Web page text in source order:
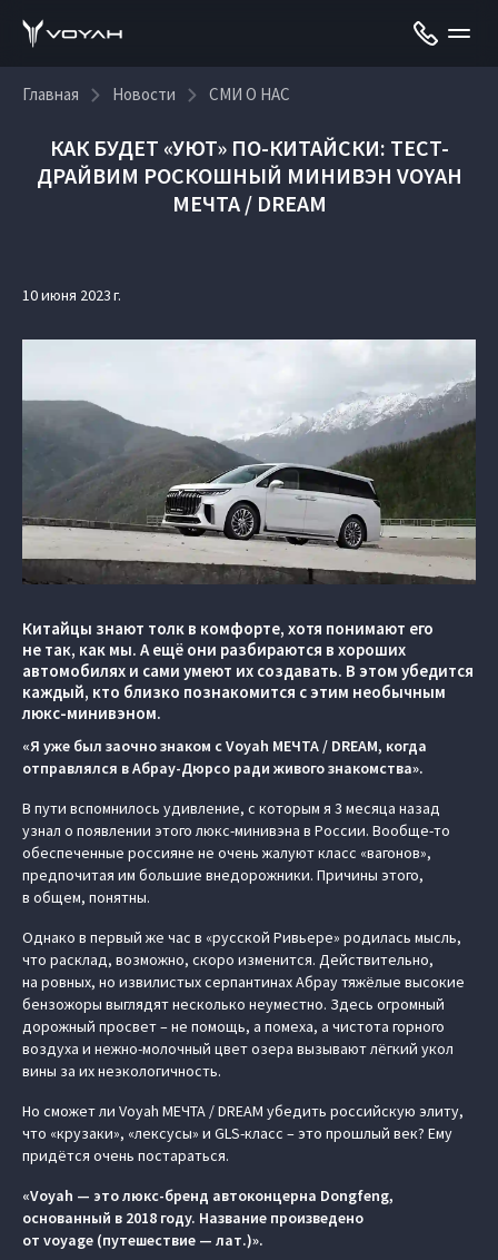
Главная Новости СМИ О НАС
КАК БУДЕТ «УЮТ» ПО-КИТАЙСКИ: ТЕСТ-
ДРАЙВИМ РОСКОШНЫЙ МИНИВЭН VOYAH
МЕЧТА / DREAM
10 июня 2023 г.
Китайцы знают толк в комфорте, хотя понимают его
не так, как мы. А ещё они разбираются в хороших
автомобилях и сами умеют их создавать. В этом убедится
каждый, кто близко познакомится с этим необычным
люкс-минивэном.
«Я уже был заочно знаком с Voyah МЕЧТА / DREAM, когда
отправлялся в Абрау-Дюрсо ради живого знакомства».
В пути вспомнилось удивление, с которым я 3 месяца назад
узнал о появлении этого люкс-минивэна в России. Вообще-то
обеспеченные россияне не очень жалуют класс «вагонов»,
предпочитая им большие внедорожники. Причины этого,
в общем, понятны.
Однако в первый же час в «русской Ривьере» родилась мысль,
что расклад, возможно, скоро изменится. Действительно,
на ровных, но извилистых серпантинах Абрау тяжёлые высокие
бензожоры выглядят несколько неуместно. Здесь огромный
дорожный просвет – не помощь, а помеха, а чистота горного
воздуха и нежно-молочный цвет озера вызывают лёгкий укол
вины за их неэкологичность.
Но сможет ли Voyah МЕЧТА / DREAM убедить российскую элиту,
что «крузаки», «лексусы» и GLS-класс – это прошлый век? Ему
придётся очень постараться.
«Voyah — это люкс-бренд автоконцерна Dongfeng,
основанный в 2018 году. Название произведено
от voyage (путешествие — лат.)».